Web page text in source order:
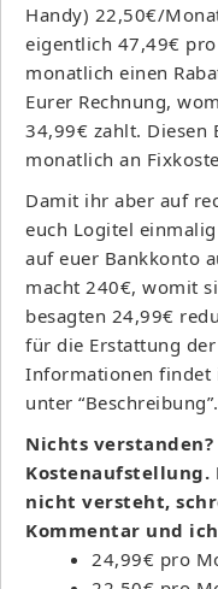
Handy) 22,50€/
eigentlich 47,49€
monatlich einen
Eurer Rechnung,
34,99€ zahlt. Diesen
monatlich an
Damit ihr aber auf
euch Logitel
auf euer Bankkonto
macht 240€, womit
besagten 24,99€
für die Erstattung
Informationen findet
unter “Beschreibung”.
Nichts
Kostenaufstellung.
nicht versteht,
Kommentar und
24,99€ pro